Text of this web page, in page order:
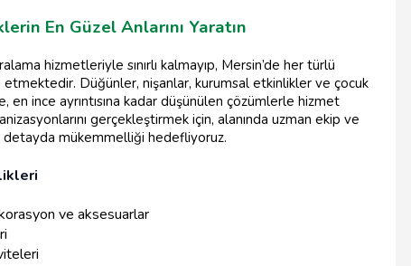
En Güzel Anlarını Yaratın
hizmetleriyle sınırlı kalmayıp, Mersin’de her türlü
Düğünler, nişanlar, kurumsal etkinlikler ve çocuk
ince ayrıntısına kadar düşünülen çözümlerle hizmet
gerçekleştirmek için, alanında uzman ekip ve
mükemmelliği hedefliyoruz.
ve aksesuarlar